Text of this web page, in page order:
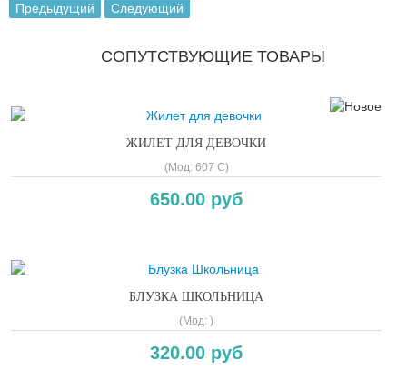
Предыдущий Следующий
СОПУТСТВУЮЩИЕ ТОВАРЫ
ЖИЛЕТ ДЛЯ ДЕВОЧКИ
(Мод: 607 C)
650.00 руб
БЛУЗКА ШКОЛЬНИЦА
(Мод: )
320.00 руб